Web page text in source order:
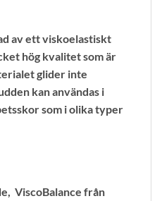
av ett viskoelastiskt
hög kvalitet som är
glider inte
kan användas i
som i olika typer
ViscoBalance från